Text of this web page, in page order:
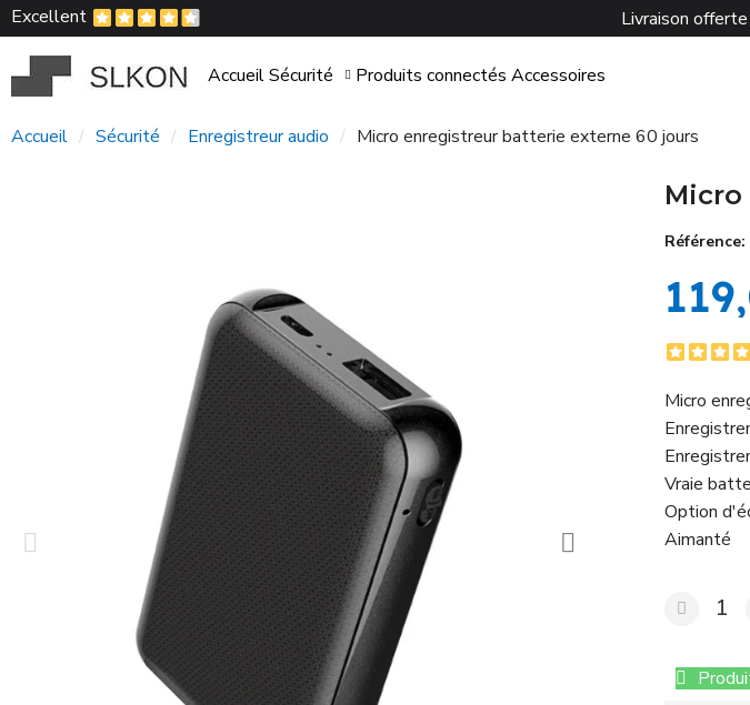
Excellent Livraison
AccueilSécurité Produits connectés Accessoires
Accueil Sécurité Enregistreur audio Micro enregistreur batterie externe 60 jours
Référence
Micro
Vraie
Option
Aimanté